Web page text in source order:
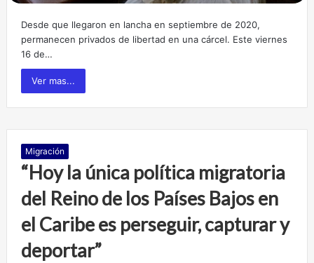
Desde que llegaron en lancha en septiembre de 2020,
permanecen privados de libertad en una cárcel. Este viernes
16 de…
Ver mas...
Migración
“Hoy la única política migratoria
del Reino de los Países Bajos en
el Caribe es perseguir, capturar y
deportar”